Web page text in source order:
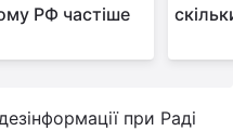
РФ частіше
при Раді